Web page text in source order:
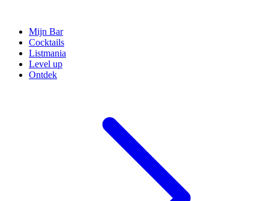
Mijn Bar
Cocktails
Listmania
Level up
Ontdek